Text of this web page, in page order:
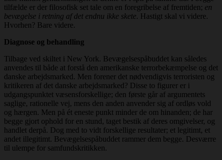
tilfælde er der filosofisk set tale om en foregribelse af fremtiden; en
bevægelse i retning af det endnu ikke skete. Hastigt skal vi videre.
Hvorhen? Bare videre.
Diagnose og behandling
Tilbage ved skiltet i New York. Bevægelsespåbuddet kan således
anvendes til både at forstå den amerikanske terrorbekæmpelse og det
danske arbejdsmarked. Men forener det nødvendigvis terroristen og
kritikeren af det danske arbejdsmarked? Disse to figurer er i
udgangspunktet væsensforskellige; den første går af argumentets
saglige, rationelle vej, mens den anden anvender sig af ordløs vold
og hærgen. Men på ét eneste punkt minder de om hinanden; de har
begge gjort ophold for en stund, taget bestik af deres omgivelser, og
handlet derpå. Dog med to vidt forskellige resultater; et legitimt, et
andet illegitimt. Bevægelsespåbuddet rammer dem begge. Desværre
til ulempe for samfundskritikken.